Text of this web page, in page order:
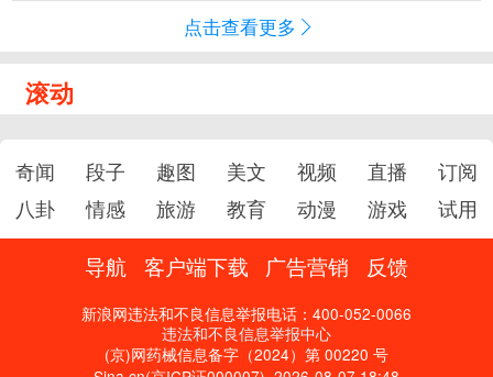
点击查看更多
滚动
奇闻 段子 趣图 美文 视频 直播
订阅
八卦
情感 旅游 教育 动漫 游戏 试用
导航 客户端下载 广告营销 反馈
新浪网违法和不良信息举报电话：400-052-0066
违法和不良信息举报中心
(京)网药械信息备字（2024）第 00220 号